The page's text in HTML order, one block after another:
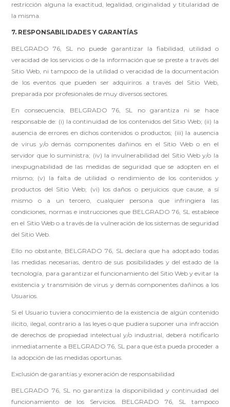
restricción alguna la exactitud, legalidad, originalidad y titularidad de
la misma.
7. RESPONSABILIDADES Y GARANTÍAS
BELGRADO 76, SL no puede garantizar la fiabilidad, utilidad o
veracidad de los servicios o de la información que se preste a través del
Sitio Web, ni tampoco de la utilidad o veracidad de la documentación
de los eventos que pueden ser adquiriros a través del Sitio Web,
preparada por profesionales de muy diversos sectores.
En consecuencia, BELGRADO 76, SL no garantiza ni se hace
responsable de: (i) la continuidad de los contenidos del Sitio Web; (ii) la
ausencia de errores en dichos contenidos o productos; (iii) la ausencia
de virus y/o demás componentes dañinos en el Sitio Web o en el
servidor que lo suministra; (iv) la invulnerabilidad del Sitio Web y/o la
inexpugnabilidad de las medidas de seguridad que se adopten en el
mismo; (v) la falta de utilidad o rendimiento de los contenidos y
productos del Sitio Web; (vi) los daños o perjuicios que cause, a sí
mismo o a un tercero, cualquier persona que infringiera las
condiciones, normas e instrucciones que BELGRADO 76, SL establece
en el Sitio Web o a través de la vulneración de los sistemas de seguridad
del Sitio Web.
Ello no obstante, BELGRADO 76, SL declara que ha adoptado todas
las medidas necesarias, dentro de sus posibilidades y del estado de la
tecnología, para garantizar el funcionamiento del Sitio Web y evitar la
existencia y transmisión de virus y demás componentes dañinos a los
Usuarios.
Si el Usuario tuviera conocimiento de la existencia de algún contenido
ilícito, ilegal, contrario a las leyes o que pudiera suponer una infracción
de derechos de propiedad intelectual y/o industrial, deberá notificarlo
inmediatamente a BELGRADO 76, SL para que ésta pueda proceder a
la adopción de las medidas oportunas.
Exclusión de garantías y exoneración de responsabilidad
BELGRADO 76, SL no garantiza la disponibilidad y continuidad del
funcionamiento de los Servicios. BELGRADO 76, SL tampoco